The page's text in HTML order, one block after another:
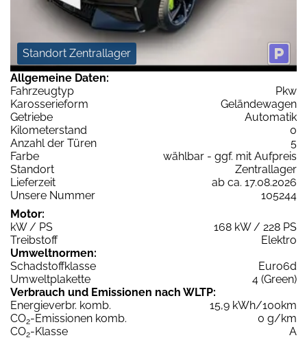
Standort Zentrallager
Allgemeine Daten:
Fahrzeugtyp
Pkw
Karosserieform
Geländewagen
Getriebe
Automatik
Kilometerstand
0
Anzahl der Türen
5
Farbe
wählbar - ggf. mit Aufpreis
Standort
Zentrallager
Lieferzeit
ab ca. 17.08.2026
Unsere Nummer
105244
Motor:
kW / PS
168 kW / 228 PS
Treibstoff
Elektro
Umweltnormen:
Schadstoffklasse
Euro6d
Umweltplakette
4 (Green)
Verbrauch und Emissionen nach WLTP:
Energieverbr. komb.
15,9 kWh/100km
CO2-Emissionen komb.
0 g/km
CO2-Klasse
A